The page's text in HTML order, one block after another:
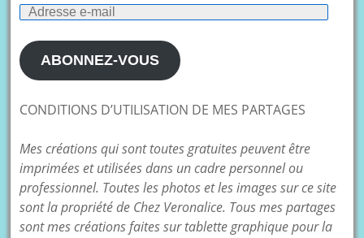
Adresse
mail
ABONNEZ-VOUS
CONDITIONS D’UTILISATION DE MES PARTAGES
Mes créations qui sont toutes gratuites peuvent être
imprimées et utilisées dans un cadre personnel ou
professionnel. Toutes les photos et les images sur ce site
sont la propriété de Chez Veronalice. Tous mes partages
sont mes créations faites sur tablette graphique pour la